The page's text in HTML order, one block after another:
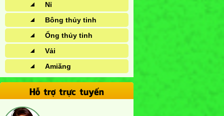
Nỉ
Bông thủy tinh
Ống thủy tinh
Vải
Amiăng
Hỗ trợ trực tuyến